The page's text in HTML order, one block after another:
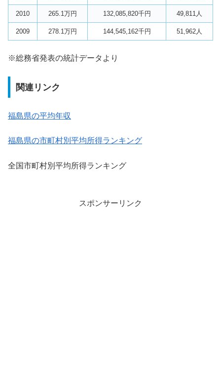
2010 265.1万円 132,085,820千円 49,811人
2009 278.1万円 144,545,162千円 51,962人
※総務省発表の統計データより
関連リンク
福島県の平均年収
福島県の市町村別平均所得ランキング
全国市町村別平均所得ランキング
スポンサーリンク